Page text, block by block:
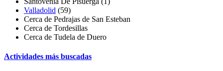
Valladolid (59)
Cerca de Pedrajas de San Esteban
Cerca de Tordesillas
Cerca de Tudela de Duero
Actividades más buscadas